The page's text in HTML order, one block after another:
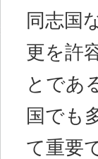
同志国
更を許
とであ
国でも
て重要